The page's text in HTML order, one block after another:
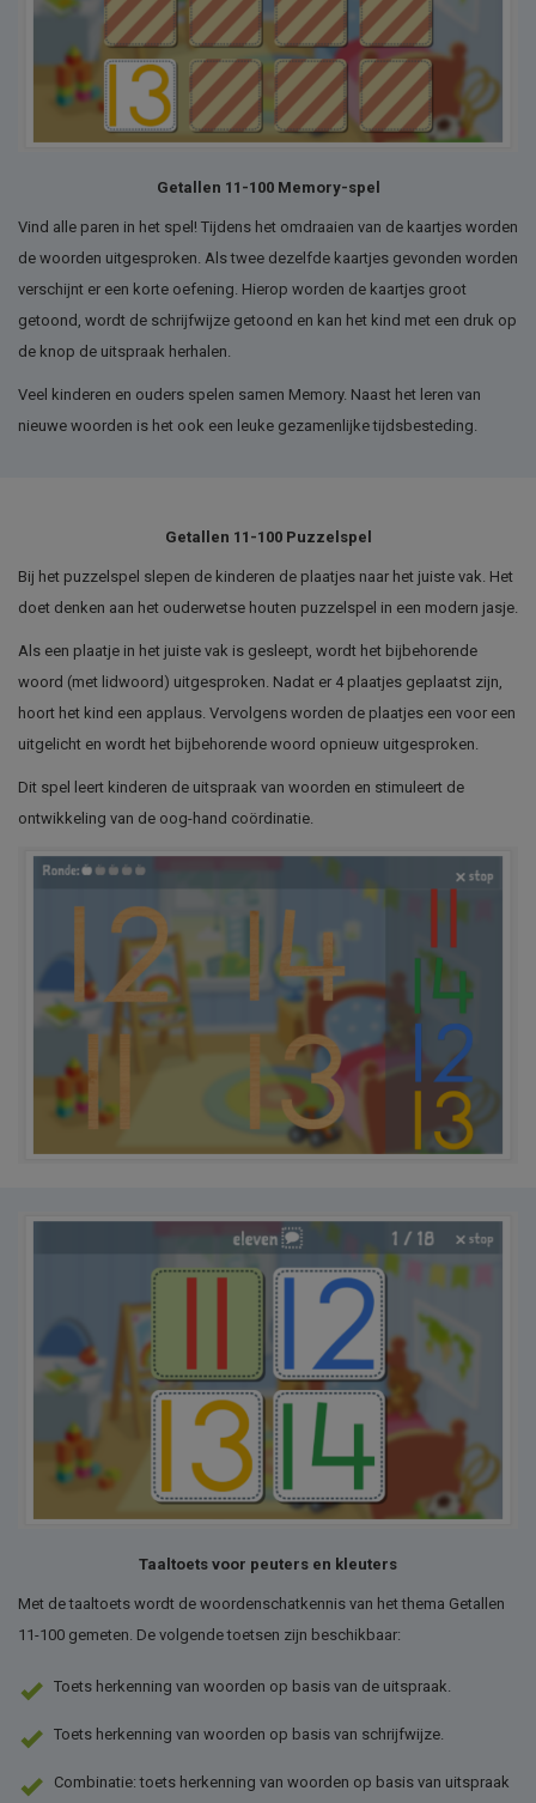
Getallen 11-100 Memory-spel
Vind alle paren in het spel! Tijdens het omdraaien van de kaartjes worden
de woorden uitgesproken. Als twee dezelfde kaartjes gevonden worden
verschijnt er een korte oefening. Hierop worden de kaartjes groot
getoond, wordt de schrijfwijze getoond en kan het kind met een druk op
de knop de uitspraak herhalen.
Veel kinderen en ouders spelen samen Memory. Naast het leren van
nieuwe woorden is het ook een leuke gezamenlijke tijdsbesteding.
Getallen 11-100 Puzzelspel
Bij het puzzelspel slepen de kinderen de plaatjes naar het juiste vak. Het
doet denken aan het ouderwetse houten puzzelspel in een modern jasje.
Als een plaatje in het juiste vak is gesleept, wordt het bijbehorende
woord (met lidwoord) uitgesproken. Nadat er 4 plaatjes geplaatst zijn,
hoort het kind een applaus. Vervolgens worden de plaatjes een voor een
uitgelicht en wordt het bijbehorende woord opnieuw uitgesproken.
Dit spel leert kinderen de uitspraak van woorden en stimuleert de
ontwikkeling van de oog-hand coördinatie.
Taaltoets voor peuters en kleuters
Met de taaltoets wordt de woordenschatkennis van het thema Getallen
11-100 gemeten. De volgende toetsen zijn beschikbaar:
Toets herkenning van woorden op basis van de uitspraak.
Toets herkenning van woorden op basis van schrijfwijze.
Combinatie: toets herkenning van woorden op basis van uitspraak